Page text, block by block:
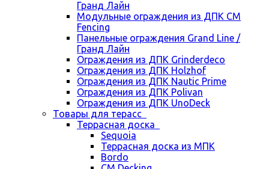
Гранд Лайн
Модульные ограждения из ДПК CM
Fencing
Панельные ограждения Grand Line /
Гранд Лайн
Ограждения из ДПК Grinderdeco
Ограждения из ДПК Holzhof
Ограждения из ДПК Nautic Prime
Ограждения из ДПК Polivan
Ограждения из ДПК UnoDeck
Товары для терасс
Террасная доска
Sequoia
Террасная доска из МПК
Bordo